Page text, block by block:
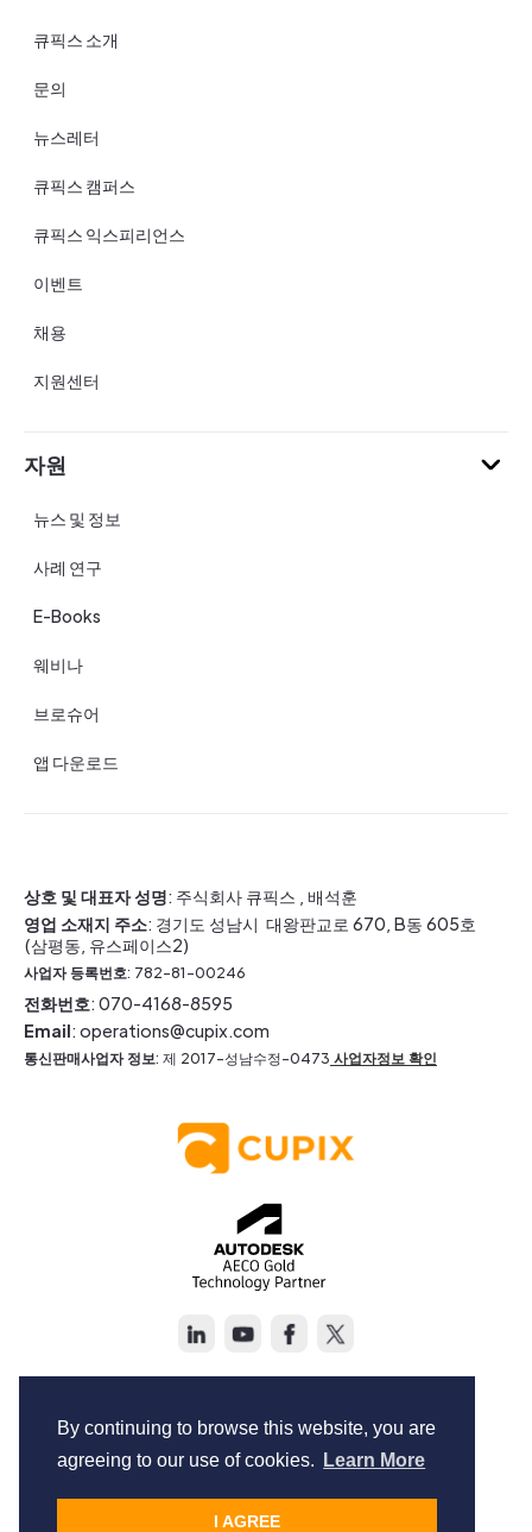
By continuing to browse this website, you are
agreeing to our use of cookies.
Learn More
I AGREE
큐픽스 소개
문의
뉴스레터
큐픽스 캠퍼스
큐픽스 익스피리언스
이벤트
채용
지원센터
자원
뉴스 및 정보
사례 연구
E-Books
웨비나
브로슈어
앱 다운로드
상호 및 대표자 성명: 주식회사 큐픽스 , 배석훈
영업 소재지 주소: 경기도 성남시 대왕판교로 670, B동 605호
(삼평동, 유스페이스2)
사업자 등록번호: 782-81-00246
전화번호: 070-4168-8595
Email: operations@cupix.com
통신판매사업자 정보: 제 2017-성남수정-0473 사업자정보 확인
Terms of Service
Privacy Policy